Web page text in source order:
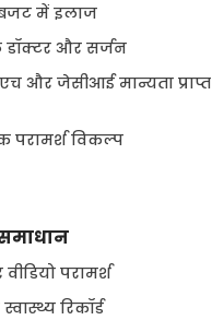
में इलाज
डॉक्टर और सर्जन
और जेसीआई मान्यता प्राप्त
परामर्श विकल्प
समाधान
परामर्श
रिकॉर्ड